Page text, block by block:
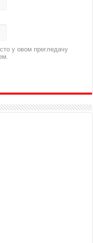
у овом прегледачу